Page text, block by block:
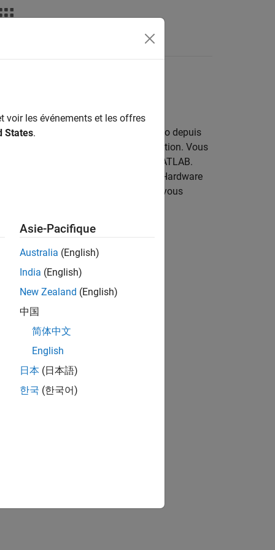
et de capteurs
de contrôler un drone Tello depuis
contrôler sa direction et son orientation. Vous
avec des commandes MATLAB.
traiter dans MATLAB. Les écrans « Hardware
à plusieurs drones Tello EDU que vous
Drones
for Ryze Tello Drones
voir les événements et les offres
States.
Asie-Pacifique
Australia (English)
India (English)
New Zealand (English)
中国
简体中文
English
日本 (日本語)
한국 (한국어)